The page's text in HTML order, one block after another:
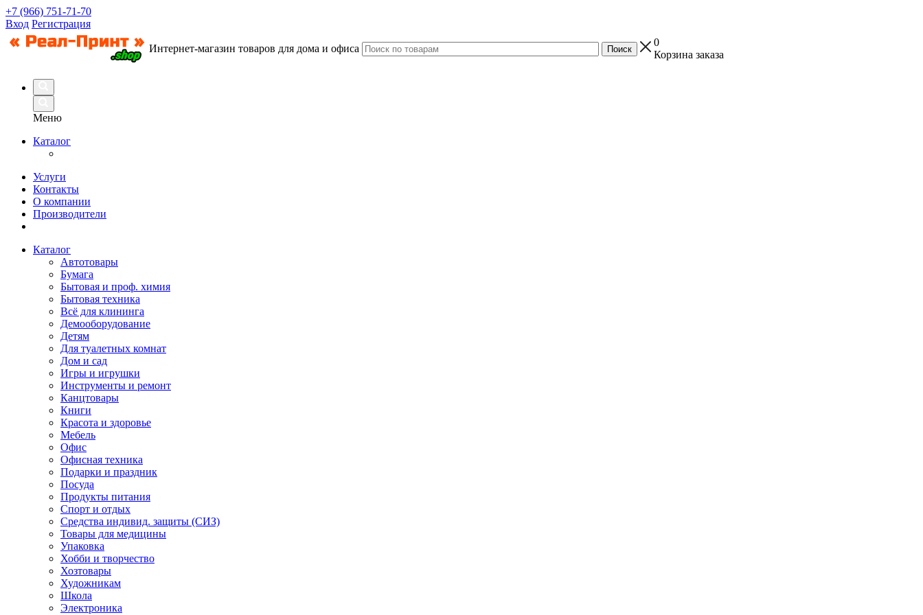
+7 (966) 751-71-70
Вход Регистрация
Интернет-магазин товаров для дома и офиса
0
Корзина заказа
Меню
Каталог
Услуги
Контакты
О компании
Производители
Каталог
Автотовары
Бумага
Бытовая и проф. химия
Бытовая техника
Всё для клининга
Демооборудование
Детям
Для туалетных комнат
Дом и сад
Игры и игрушки
Инструменты и ремонт
Канцтовары
Книги
Красота и здоровье
Мебель
Офис
Офисная техника
Подарки и праздник
Посуда
Продукты питания
Спорт и отдых
Средства индивид. защиты (СИЗ)
Товары для медицины
Упаковка
Хобби и творчество
Хозтовары
Художникам
Школа
Электроника